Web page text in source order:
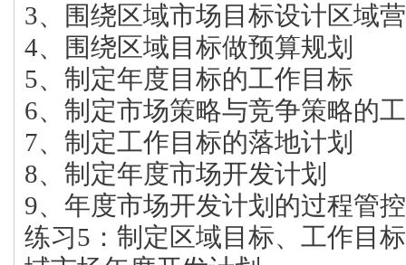
3、围绕区域市场目标设计区域
4、围绕区域目标做预算规划
5、制定年度目标的工作目标
6、制定市场策略与竞争策略的
7、制定工作目标的落地计划
8、制定年度市场开发计划
9、年度市场开发计划的过程管控
练习5：制定区域目标、工作目